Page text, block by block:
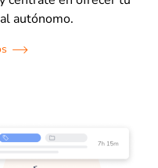
autónomo.